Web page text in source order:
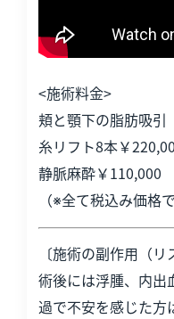
<施術料金>
頬と顎下の脂肪吸引
糸リフト8本￥
静脈麻酔￥110,000
（※全て税込み価格で
〔施術の副作用（リ
術後には浮腫、内出
過で不安を感じた方